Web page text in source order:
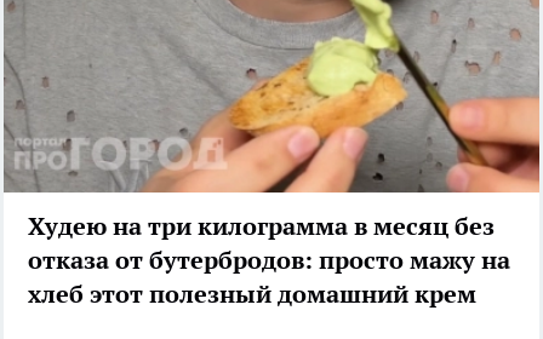
Худею на три килограмма в месяц без
отказа от бутербродов: просто мажу на
хлеб этот полезный домашний крем